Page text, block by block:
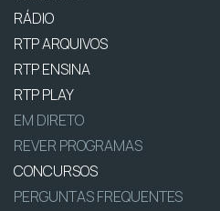
RÁDIO
RTP ARQUIVOS
RTP ENSINA
RTP PLAY
EM DIRETO
REVER PROGRAMAS
CONCURSOS
PERGUNTAS FREQUENTES